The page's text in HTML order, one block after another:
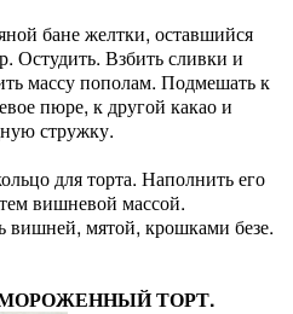
бане желтки, оставшийся
Остудить. Взбить сливки и
массу пополам. Подмешать к
пюре, к другой какао и
стружку.
для торта. Наполнить его
вишневой массой.
вишней, мятой, крошками безе.
ТОРТ.